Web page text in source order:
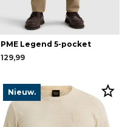
PME Legend 5-pocket
129,99
Nieuw.